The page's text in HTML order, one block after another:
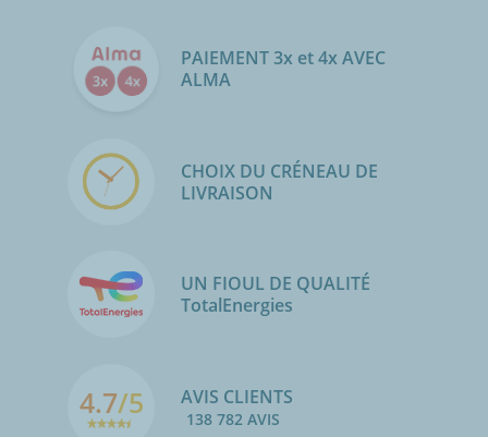
PAIEMENT 3x et 4x AVEC
ALMA
CHOIX DU CRÉNEAU DE
LIVRAISON
UN FIOUL DE QUALITÉ
TotalEnergies
4.7/5 AVIS CLIENTS
138 782 AVIS